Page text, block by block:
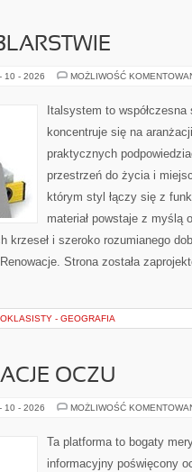
10 - 2026 MOŻLIWOŚĆ
Italsystem to
koncentruje się na
praktycznych
przestrzeń do życia i
którym styl łączy się z
materiał powstaje z myślą
krzeseł i szeroko rozumianego
Strona została
- GEOGRAFIA
OCZU
10 - 2026 MOŻLIWOŚĆ
Ta platforma to bogaty
informacyjny poświęcony